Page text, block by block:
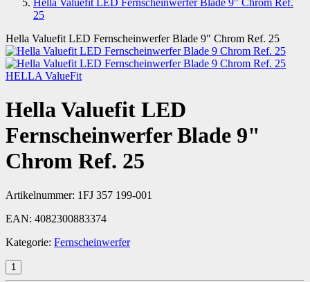
Hella Valuefit LED Fernscheinwerfer Blade 9" Chrom Ref.
25
Hella Valuefit LED Fernscheinwerfer Blade 9" Chrom Ref. 25
HELLA ValueFit
Hella Valuefit LED
Fernscheinwerfer Blade 9"
Chrom Ref. 25
Artikelnummer: 1FJ 357 199-001
EAN: 4082300883374
Kategorie: Fernscheinwerfer